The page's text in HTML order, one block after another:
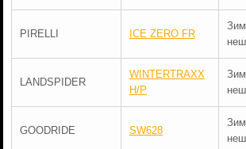
PIRELLI ICE ZERO FR
LANDSPIDER
WINTERTRAXX
H/P
GOODRIDE SW628